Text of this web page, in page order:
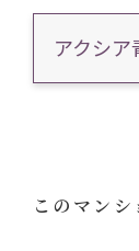
アクシ
このマン